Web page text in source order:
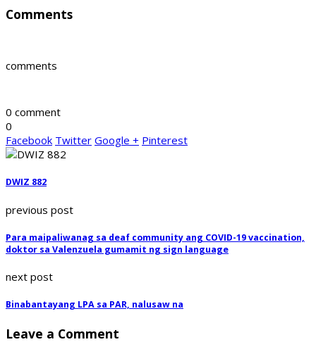
Comments
comments
0 comment
0
Facebook Twitter Google + Pinterest
DWIZ 882
previous post
Para maipaliwanag sa deaf community ang COVID-19 vaccination,
doktor sa Valenzuela gumamit ng sign language
next post
Binabantayang LPA sa PAR, nalusaw na
Leave a Comment